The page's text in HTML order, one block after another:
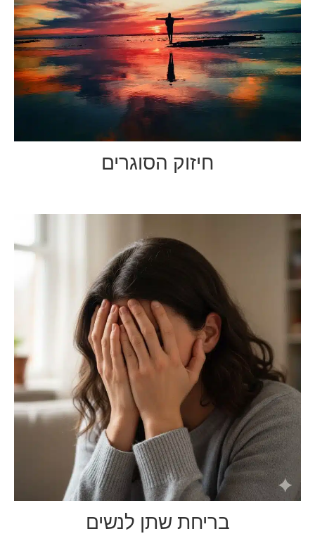
חיזוק הסוגרים
בריחת שתן לנשים